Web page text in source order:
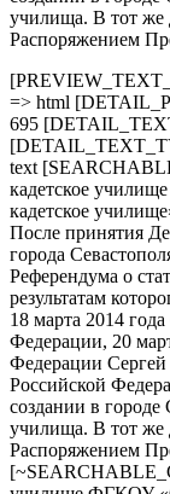
училища. В тот же
Распоряжением
=> html
695
text
кадетское
кадетское
После принятия
города
Референдума о
результатам
18 марта 2014
Федерации, 20
Федерации
Российской
создании в городе
училища. В тот же
Распоряжением